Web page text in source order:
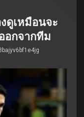
ดูเหมือนจะ
อกจากทีม